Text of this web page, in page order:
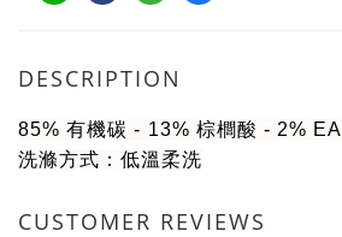
DESCRIPTION
85% 有機碳 - 13% 棕櫚酸 - 2% EA
洗滌方式：低溫柔洗
CUSTOMER REVIEWS